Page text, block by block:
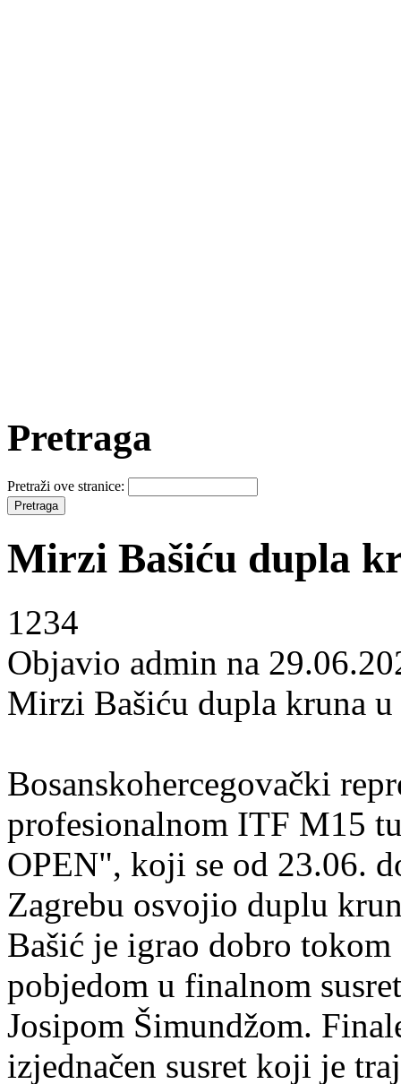
Pretraga
Pretraži ove stranice:
Mirzi Bašiću dupla
1234
Objavio admin na
Mirzi Bašiću dupla kruna u
Bosanskohercegovački
profesionalnom ITF M15
OPEN", koji se od 23.06.
Zagrebu osvojio duplu
Bašić je igrao dobro
pobjedom u finalnom
Josipom Šimundžom.
izjednačen susret koji je